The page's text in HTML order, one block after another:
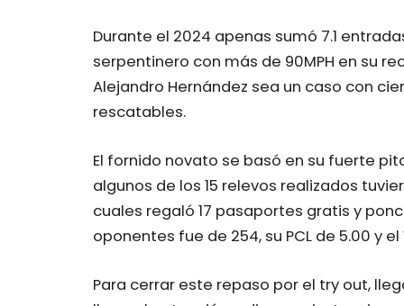
Durante el 2024 apenas sumó 7.1
serpentinero con más de 90MPH en su recta
Alejandro Hernández sea un caso con
rescatables.
El fornido novato se basó en su fuerte
algunos de los 15 relevos realizados
cuales regaló 17 pasaportes gratis y
oponentes fue de 254, su PCL de 5.00 y el
Para cerrar este repaso por el try out,